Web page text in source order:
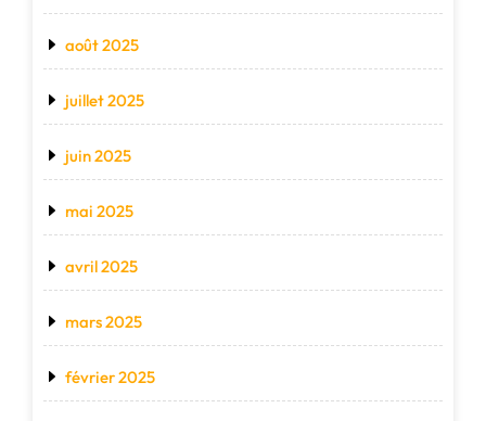
août 2025
juillet 2025
juin 2025
mai 2025
avril 2025
mars 2025
février 2025